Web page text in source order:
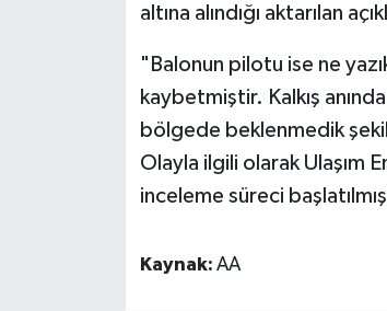
altına alındığı aktarılan
"Balonun pilotu ise ne
kaybetmiştir. Kalkış
bölgede beklenmedik
Olayla ilgili olarak Ulaşım
inceleme süreci
Kaynak: AA
Elazığ Müftülüğü
Erzincan Müftülüğü
Erzurum Müftülüğü
Eskişehir Müftülüğü